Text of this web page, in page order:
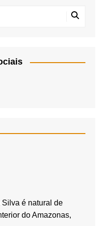
é natural de
do Amazonas,